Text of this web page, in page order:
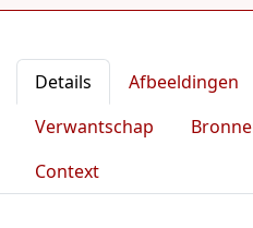
Details Afbeeldingen
Verwantschap
Context